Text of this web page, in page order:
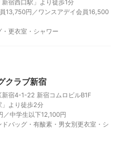
宿西口駅」より徒歩1分
13,750円／ワンスアデイ会員16,500
更衣室・シャワー
クラブ新宿
新宿4-1-22 新宿コムロビルB1F
より徒歩2分
／中学生以下12,100円
ドバッグ・有酸素・男女別更衣室・シ